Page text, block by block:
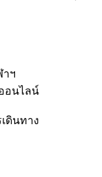
ฯ
อนไลน์
ดินทาง